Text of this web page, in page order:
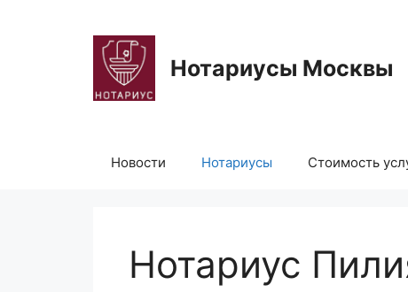
содержимому
Нотариусы Москвы
Новости Нотариусы Стоимость
Нотариус